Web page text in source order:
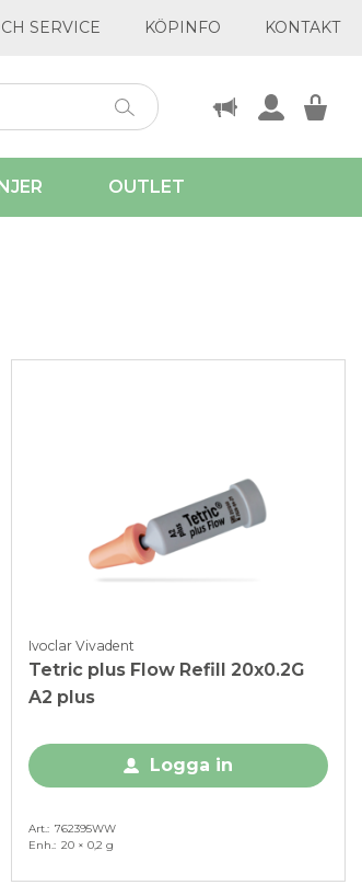
SERVICE KÖPINFO KONTAKT
OUTLET
Ivoclar Vivadent
Tetric plus Flow Refill 20x0.2G
A2 plus
Logga in
Art. 762395WW
Enh. 20 × 0,2 g